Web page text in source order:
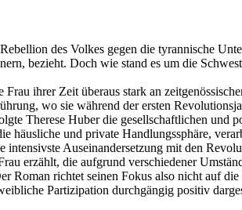
des Volkes gegen die tyrannische
bezieht. Doch wie stand es um die
ihrer Zeit überaus stark an
wo sie während der ersten
Therese Huber die gesellschaftlichen und
häusliche und private Handlungssphäre,
Auseinandersetzung mit den
erzählt, die aufgrund verschiedener
Roman richtet seinen Fokus also nicht auf
Partizipation durchgängig positiv